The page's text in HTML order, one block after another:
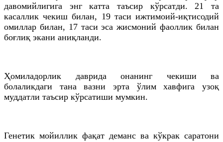
давомийлигига энг катта таъсир кўрсатди. 21 та
касаллик чекиш билан, 19 таси ижтимоий-иқтисодий
омиллар билан, 17 таси эса жисмоний фаоллик билан
боғлиқ экани аниқланди.
Ҳомиладорлик даврида онанинг чекиши ва
болаликдаги тана вазни эрта ўлим хавфига узоқ
муддатли таъсир кўрсатиши мумкин.
Генетик мойиллик фақат деманс ва кўкрак саратони